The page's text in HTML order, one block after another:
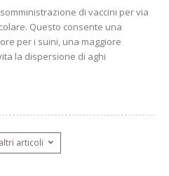
di vaccini per via
Questo consente una
per i suini, una maggiore
la dispersione di aghi
articoli